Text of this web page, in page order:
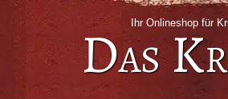
Ihr Onlineshop für
Das